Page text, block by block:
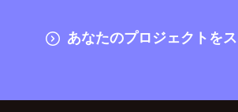
あなたのプロジェクトを